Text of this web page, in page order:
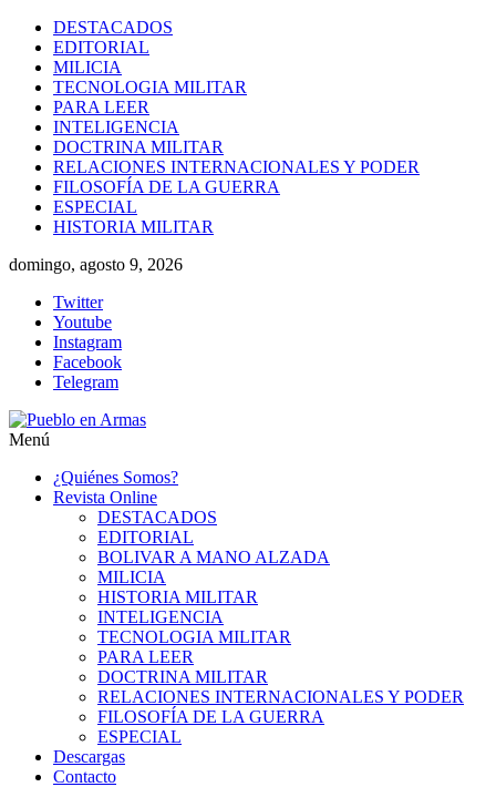
Saltar
contenido
DESTACADOS
EDITORIAL
MILICIA
TECNOLOGIA MILITAR
PARA LEER
INTELIGENCIA
DOCTRINA MILITAR
RELACIONES INTERNACIONALES Y PODER
FILOSOFÍA DE LA GUERRA
ESPECIAL
HISTORIA MILITAR
domingo, agosto 9, 2026
Twitter
Youtube
Instagram
Facebook
Telegram
Armas
Menú
¿Quiénes Somos?
Revista Online
DESTACADOS
EDITORIAL
BOLIVAR A MANO ALZADA
MILICIA
HISTORIA MILITAR
INTELIGENCIA
TECNOLOGIA MILITAR
PARA LEER
DOCTRINA MILITAR
RELACIONES INTERNACIONALES Y PODER
FILOSOFÍA DE LA GUERRA
ESPECIAL
Descargas
Contacto